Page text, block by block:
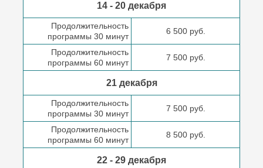
14 - 20 декабря
Продолжительность
программы 30 минут
6 500 руб.
Продолжительность
программы 60 минут
7 500 руб.
21 декабря
Продолжительность
программы 30 минут
7 500 руб.
Продолжительность
программы 60 минут
8 500 руб.
22 - 29 декабря